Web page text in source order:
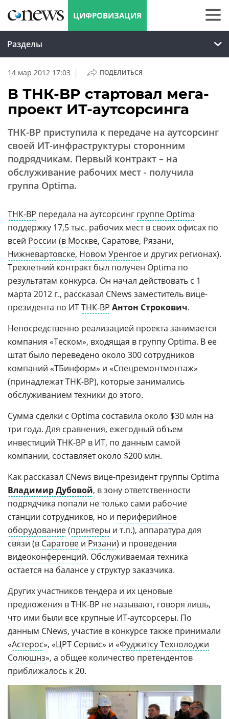
ЦИФРОВИЗАЦИЯ
Разделы
14 мар 2012 17:03 | ПОДЕЛИТЬСЯ
В ТНК-BP стартовал мега-
проект ИТ-аутсорсинга
ТНК-BP приступила к передаче на аутсорсинг
своей ИТ-инфраструктуры сторонним
подрядчикам. Первый контракт – на
обслуживание рабочих мест - получила
группа Optima.
ТНК-BP передала на аутсорсинг группе Optima
поддержку 17,5 тыс. рабочих мест в своих офисах по
всей России (в Москве, Саратове, Рязани,
Нижневартовске, Новом Уренгое и других регионах).
Трехлетний контракт был получен Optima по
результатам конкурса. Он начал действовать с 1
марта 2012 г., рассказал CNews заместитель вице-
президента по ИТТНК-BP Антон Строкович.
Непосредственно реализацией проекта занимается
компания «Теском», входящая в группу Optima. В ее
штат было переведено около 300 сотрудников
компаний «ТБинформ» и «Спецремонтмонтаж»
(принадлежат ТНК-BP), которые занимались
обслуживанием техники до этого.
Сумма сделки с Optima составила около $30 млн на
три года. Для сравнения, ежегодный объем
инвестиций ТНК-BP в ИТ, по данным самой
компании, составляет около $200 млн.
Как рассказал CNews вице-президент группы Optima
Владимир Дубовой, в зону ответственности
подрядчика попали не только сами рабочие
станции сотрудников, но и периферийное
оборудование(принтеры и т.п.), аппаратура для
связи (в Саратове и Рязани) и проведения
видеоконференций. Обслуживаемая техника
остается на балансе у структур заказчика.
Других участников тендера и их ценовые
предложения в ТНК-BP не называют, говоря лишь,
что ими были все крупные ИТ-аутсорсеры. По
данным CNews, участие в конкурсе также принимали
«Астерос», «ЦРТ Сервис» и «Фуджитсу Технолоджи
Солюшнз», а общее количество претендентов
приближалось к 20.